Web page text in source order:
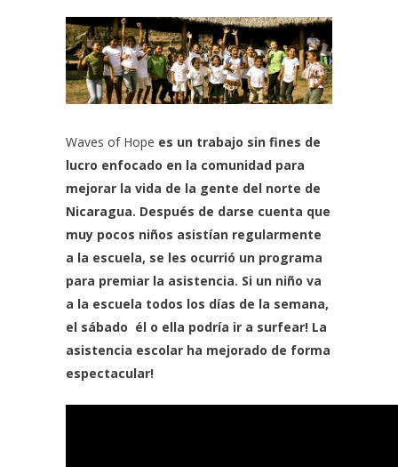
Waves of Hope es un trabajo sin fines de
lucro enfocado en la comunidad para
mejorar la vida de la gente del norte de
Nicaragua. Después de darse cuenta que
muy pocos niños asistían regularmente
a la escuela, se les ocurrió un programa
para premiar la asistencia. Si un niño va
a la escuela todos los días de la semana,
el sábado él o ella podría ir a surfear! La
asistencia escolar ha mejorado de forma
espectacular!